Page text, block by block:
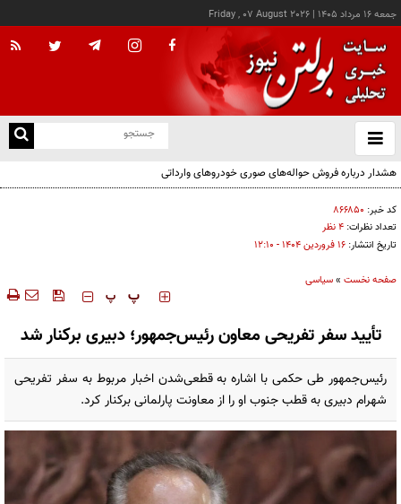
جمعه ۱۶ مرداد ۱۴۰۵ |
Friday , 07 August 2026
باز
و
کد خبر: ۸۶۶۸۵۰
تعداد نظرات: ۴ نظر
تاریخ انتشار: ۱۶ فروردين ۱۴۰۴ - ۱۲:۱۰
صفحه نخست »سیاسی
‍‍‍ پ پ
تأیید سفر تفریحی معاون رئیس‌جمهور؛ دبیری برکنار شد
رئیس‌جمهور طی حکمی با اشاره به قطعی‌شدن اخبار مربوط به سفر تفریحی
شهرام دبیری به قطب جنوب او را از معاونت پارلمانی برکنار کرد.